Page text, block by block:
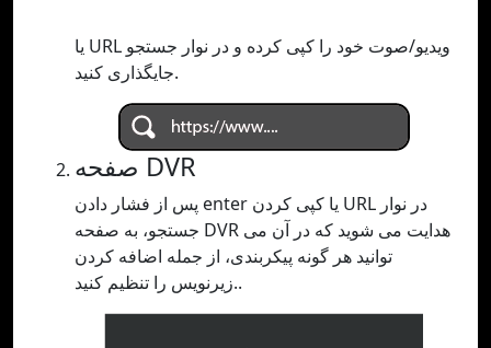
یا URL ویدیو/صوت خود را کپی کرده و در نوار جستجو
جایگذاری کنید.
صفحه DVR
پس از فشار دادن enter یا کپی کردن URL در نوار
جستجو، به صفحه DVR هدایت می شوید که در آن می
توانید هر گونه پیکربندی، از جمله اضافه کردن
زیرنویس را تنظیم کنید..